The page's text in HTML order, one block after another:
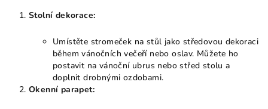
Stolní dekorace:
Umístěte stromeček na stůl jako středovou dekoraci
během vánočních večeří nebo oslav. Můžete ho
postavit na vánoční ubrus nebo střed stolu a
doplnit drobnými ozdobami.
Okenní parapet: